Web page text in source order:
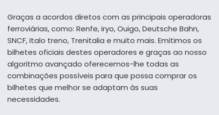
Graças a acordos diretos com as principais operadoras
ferroviárias, como: Renfe, iryo, Ouigo, Deutsche Bahn,
SNCF, Italo treno, Trenitalia e muito mais. Emitimos os
bilhetes oficiais destes operadores e graças ao nosso
algoritmo avançado oferecemos-lhe todas as
combinações possíveis para que possa comprar os
bilhetes que melhor se adaptam às suas
necessidades.